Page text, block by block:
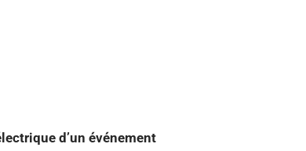
d’un événement